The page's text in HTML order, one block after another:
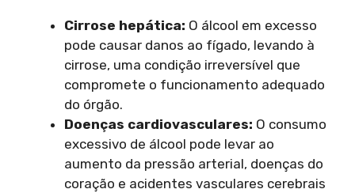
Cirrose hepática: O álcool em excesso
pode causar danos ao fígado, levando à
cirrose, uma condição irreversível que
compromete o funcionamento adequado
do órgão.
Doenças cardiovasculares: O consumo
excessivo de álcool pode levar ao
aumento da pressão arterial, doenças do
coração e acidentes vasculares cerebrais